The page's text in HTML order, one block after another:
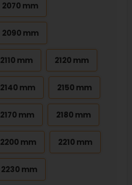
2070 mm
2090 mm
2110 mm 2120 mm
2140 mm 2150 mm
2170 mm 2180 mm
2200 mm 2210 mm
2230 mm